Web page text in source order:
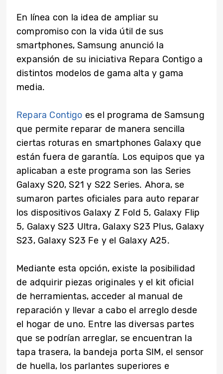
En línea con la idea de ampliar su
compromiso con la vida útil de sus
smartphones, Samsung anunció la
expansión de su iniciativa Repara Contigo a
distintos modelos de gama alta y gama
media.
Repara Contigo es el programa de Samsung
que permite reparar de manera sencilla
ciertas roturas en smartphones Galaxy que
están fuera de garantía. Los equipos que ya
aplicaban a este programa son las Series
Galaxy S20, S21 y S22 Series. Ahora, se
sumaron partes oficiales para auto reparar
los dispositivos Galaxy Z Fold 5, Galaxy Flip
5, Galaxy S23 Ultra, Galaxy S23 Plus, Galaxy
S23, Galaxy S23 Fe y el Galaxy A25.
Mediante esta opción, existe la posibilidad
de adquirir piezas originales y el kit oficial
de herramientas, acceder al manual de
reparación y llevar a cabo el arreglo desde
el hogar de uno. Entre las diversas partes
que se podrían arreglar, se encuentran la
tapa trasera, la bandeja porta SIM, el sensor
de huella, los parlantes superiores e